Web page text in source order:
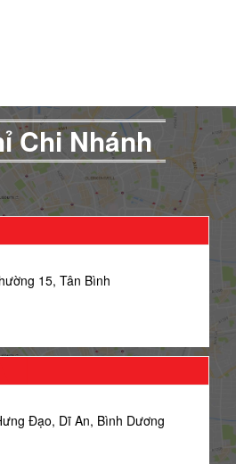
Chi Nhánh
15, Tân Bình
Đạo, Dĩ An, Bình Dương